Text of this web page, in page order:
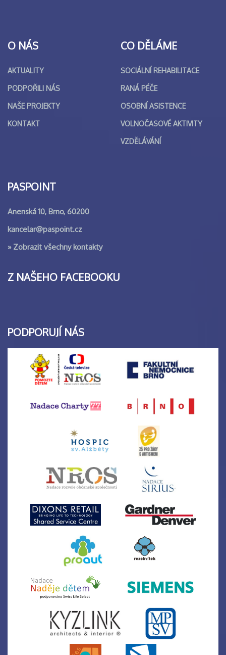
O NÁS
AKTUALITY
PODPOŘILI NÁS
NAŠE PROJEKTY
KONTAKT
CO DĚLÁME
SOCIÁLNÍ REHABILITACE
RANÁ PÉČE
OSOBNÍ ASISTENCE
VOLNOČASOVÉ AKTIVITY
VZDĚLÁVÁNÍ
PASPOINT
Anenská 10, Brno, 60200
kancelar@paspoint.cz
» Zobrazit všechny kontakty
Z NAŠEHO FACEBOOKU
PODPORUJÍ NÁS